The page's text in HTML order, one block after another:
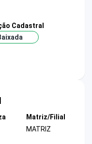
Cadastral
Matriz/Filial
MATRIZ